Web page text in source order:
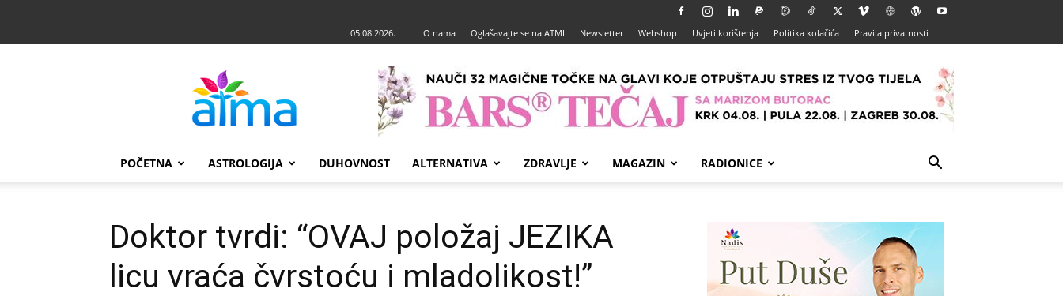
05.08.2026. O nama Oglašavajte se na ATMI Newsletter Webshop Uvjeti korištenja Politika kolačića Pravila privatnosti
POČETNA ASTROLOGIJA DUHOVNOST ALTERNATIVA ZDRAVLJE MAGAZIN RADIONICE
Doktor tvrdi: “OVAJ položaj JEZIKA
licu vraća čvrstoću i mladolikost!”